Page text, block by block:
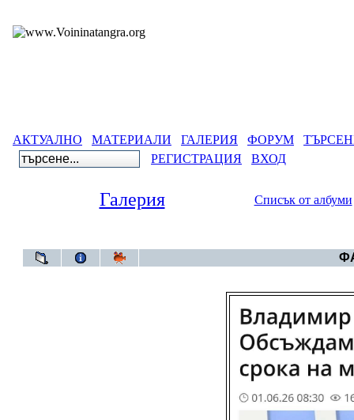
АКТУАЛНО МАТЕРИАЛИ ГАЛЕРИЯ ФОРУМ
РЕГИСТРАЦИЯ
ВХОД
Галерия Списък от албуми